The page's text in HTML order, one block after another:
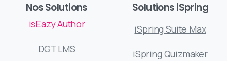
Nos Solutions
isEazy Author
DGT LMS
Solutions iSpring
iSpring Suite Max
iSpring Quizmaker